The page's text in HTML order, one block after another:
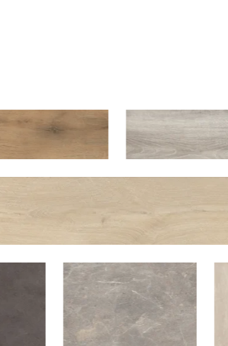
Art Vinyl
Коллекции
Укладка
интерьера
Vinyl в интерьере